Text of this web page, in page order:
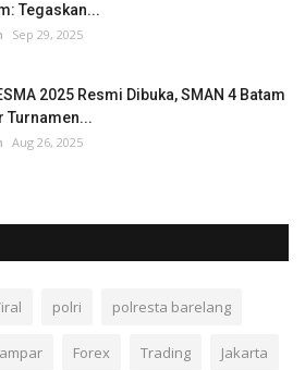
Tegaskan...
Sep 29, 2025
2025 Resmi Dibuka, SMAN 4 Batam
Turnamen...
Aug 26, 2025
polri polresta barelang
Forex Trading Jakarta